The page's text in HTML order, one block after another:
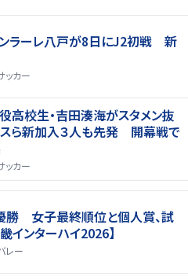
ンラーレ八戸が8日にJ2初戦 新
ッカー
高校生・吉田湊海がスタメン抜
ら新加入３人も先発 開幕戦で
ッカー
勝 女子最終順位と個人賞、試
インターハイ2026】
レー